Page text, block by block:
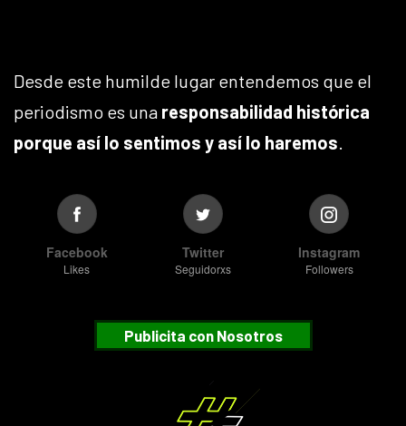
Desde este humilde lugar entendemos que el
periodismo es una responsabilidad histórica
porque así lo sentimos y así lo haremos.
Facebook
Likes
Twitter
Seguidorxs
Instagram
Followers
Publicita con Nosotros